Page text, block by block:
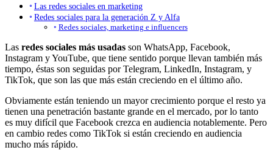
Las redes sociales en marketing
Redes sociales para la generación Z y Alfa
Redes sociales, marketing e influencers
Las redes sociales más usadas son WhatsApp, Facebook,
Instagram y YouTube, que tiene sentido porque llevan también más
tiempo, éstas son seguidas por Telegram, LinkedIn, Instagram, y
TikTok, que son las que más están creciendo en el último año.
Obviamente están teniendo un mayor crecimiento porque el resto ya
tienen una penetración bastante grande en el mercado, por lo tanto
es muy difícil que Facebook crezca en audiencia notablemente. Pero
en cambio redes como TikTok si están creciendo en audiencia
mucho más rápido.